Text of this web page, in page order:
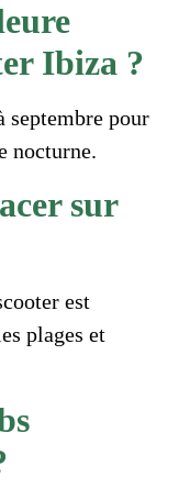
Ibiza ?
septembre pour
nocturne.
sur
est
plages et